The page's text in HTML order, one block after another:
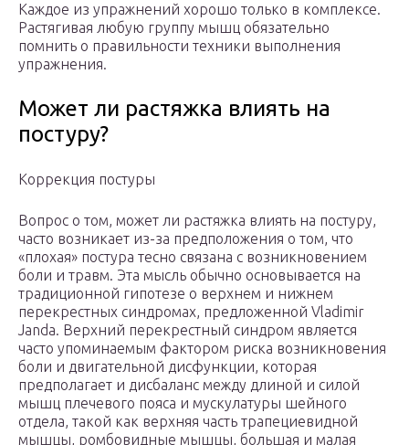
Каждое из упражнений хорошо только в комплексе.
Растягивая любую группу мышц обязательно
помнить о правильности техники выполнения
упражнения.
Может ли растяжка влиять на
постуру?
Коррекция постуры
Вопрос о том, может ли растяжка влиять на постуру,
часто возникает из-за предположения о том, что
«плохая» постура тесно связана с возникновением
боли и травм. Эта мысль обычно основывается на
традиционной гипотезе о верхнем и нижнем
перекрестных синдромах, предложенной Vladimir
Janda. Верхний перекрестный синдром является
часто упоминаемым фактором риска возникновения
боли и двигательной дисфункции, которая
предполагает и дисбаланс между длиной и силой
мышц плечевого пояса и мускулатуры шейного
отдела, такой как верхняя часть трапециевидной
мышцы, ромбовидные мышцы, большая и малая